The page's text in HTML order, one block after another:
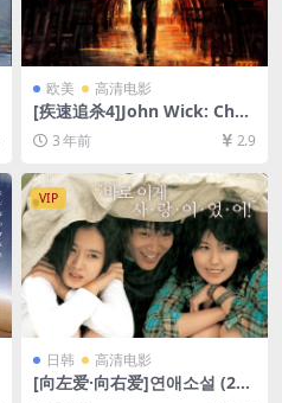
欧美 高清电影
[疾速追杀4]John Wick: Chap
ter 4 (2023)[百度网盘+迅雷
云盘资源1080P超清未删减]
[MP4/10GB][中英字幕]
3 年前 2.9
VIP
日韩 高清电影
[向左爱·向右爱]연애소설 (200